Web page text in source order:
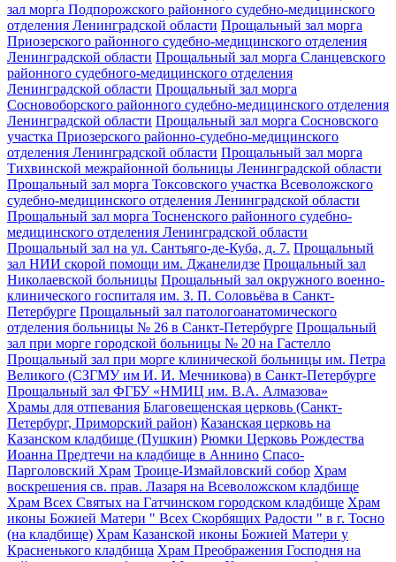
зал морга Подпорожского районного судебно-медицинского
отделения Ленинградской области Прощальный зал морга
Приозерского районного судебно-медицинского отделения
Ленинградской области Прощальный зал морга Сланцевского
районного судебного-медицинского отделения
Ленинградской области Прощальный зал морга
Сосновоборского районного судебно-медицинского отделения
Ленинградской области Прощальный зал морга Сосновского
участка Приозерского районно-судебно-медицинского
отделения Ленинградской области Прощальный зал морга
Тихвинской межрайонной больницы Ленинградской области
Прощальный зал морга Токсовского участка Всеволожского
судебно-медицинского отделения Ленинградской области
Прощальный зал морга Тосненского районного судебно-
медицинского отделения Ленинградской области
Прощальный зал на ул. Сантьяго-де-Куба, д. 7. Прощальный
зал НИИ скорой помощи им. Джанелидзе Прощальный зал
Николаевской больницы Прощальный зал окружного военно-
клинического госпиталя им. З. П. Соловьёва в Санкт-
Петербурге Прощальный зал патологоанатомического
отделения больницы № 26 в Санкт-Петербурге Прощальный
зал при морге городской больницы № 20 на Гастелло
Прощальный зал при морге клинической больницы им. Петра
Великого (СЗГМУ им И. И. Мечникова) в Санкт-Петербурге
Прощальный зал ФГБУ «НМИЦ им. В.А. Алмазова»
Храмы для отпевания Благовещенская церковь (Санкт-
Петербург, Приморский район) Казанская церковь на
Казанском кладбище (Пушкин) Рюмки Церковь Рождества
Иоанна Предтечи на кладбище в Аннино Спасо-
Парголовский Храм Троице-Измайловский собор Храм
воскрешения св. прав. Лазаря на Всеволожском кладбище
Храм Всех Святых на Гатчинском городском кладбище Храм
иконы Божией Матери " Всех Скорбящих Радости " в г. Тосно
(на кладбище) Храм Казанской иконы Божией Матери у
Красненького кладбища Храм Преображения Господня на